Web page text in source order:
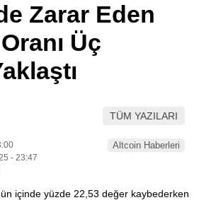
Youtube
TikTok
Zarar Eden
Oranı Üç
TÜM YAZILARI
- 23:47
Altcoin Haberleri